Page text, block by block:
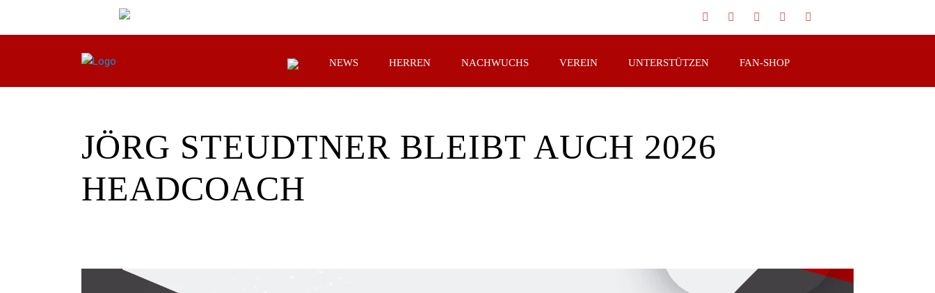
NEWS HERREN NACHWUCHS VEREIN UNTERSTÜTZEN FAN-SHOP
JÖRG STEUDTNER BLEIBT AUCH 2026
HEADCOACH